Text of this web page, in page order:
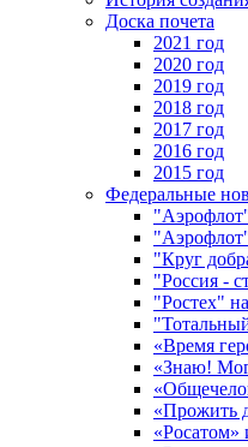
Доска почета
2021 год
2020 год
2019 год
2018 год
2017 год
2016 год
2015 год
Федеральные
"Круг
"Россия -
"Ростех"
«Время
«Знаю!
«Прожить
«Росатом»